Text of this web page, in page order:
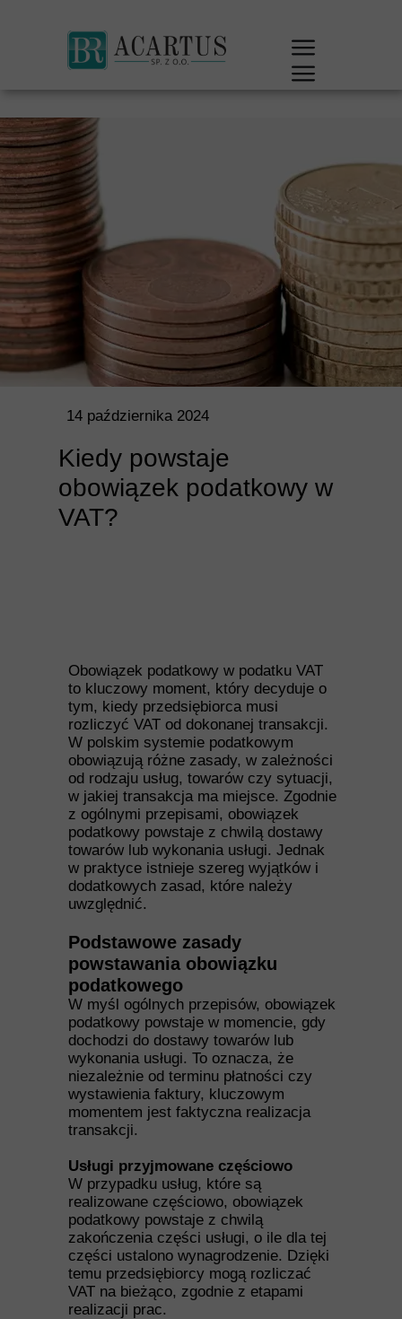
14 października 2024
Kiedy powstaje
obowiązek podatkowy w
VAT?
Obowiązek podatkowy w podatku VAT
to kluczowy moment, który decyduje o
tym, kiedy przedsiębiorca musi
rozliczyć VAT od dokonanej transakcji.
W polskim systemie podatkowym
obowiązują różne zasady, w zależności
od rodzaju usług, towarów czy sytuacji,
w jakiej transakcja ma miejsce. Zgodnie
z ogólnymi przepisami, obowiązek
podatkowy powstaje z chwilą dostawy
towarów lub wykonania usługi. Jednak
w praktyce istnieje szereg wyjątków i
dodatkowych zasad, które należy
uwzględnić.
Podstawowe zasady
powstawania obowiązku
podatkowego
W myśl ogólnych przepisów, obowiązek
podatkowy powstaje w momencie, gdy
dochodzi do dostawy towarów lub
wykonania usługi. To oznacza, że
niezależnie od terminu płatności czy
wystawienia faktury, kluczowym
momentem jest faktyczna realizacja
transakcji.
Usługi przyjmowane częściowo
W przypadku usług, które są
realizowane częściowo, obowiązek
podatkowy powstaje z chwilą
zakończenia części usługi, o ile dla tej
części ustalono wynagrodzenie. Dzięki
temu przedsiębiorcy mogą rozliczać
VAT na bieżąco, zgodnie z etapami
realizacji prac.